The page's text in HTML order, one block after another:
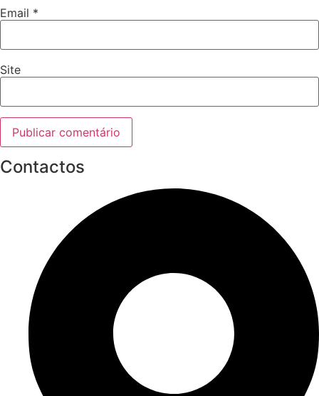
Email *
Site
Contactos